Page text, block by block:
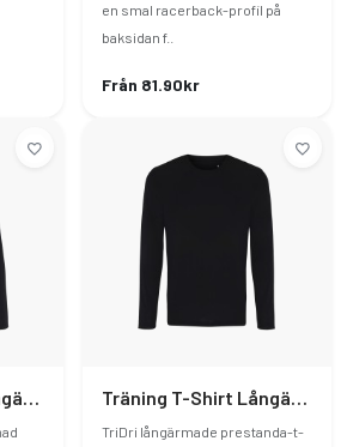
en smal racerback-profil på
baksidan f..
Från 81.90kr
Träning T-Shirt Långärmad Dam Träning T-Shirt Långärmad Herr
TriDri långärmade prestanda-t-